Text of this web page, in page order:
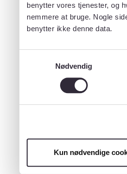
benytter vores tjenester, og
nemmere at bruge. Nogle
benytter ikke denne data.
Nødvendig
Kun nødvendige